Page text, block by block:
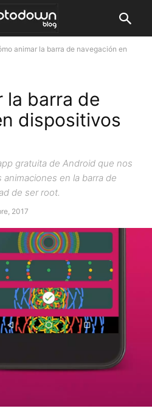
animar la barra de navegación en
la barra de
dispositivos
gratuita de Android que nos
en la barra de
de ser root.
2017